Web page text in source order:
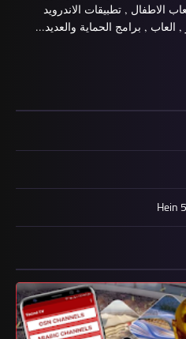
الاطفال , تطبيقات الاندرويد